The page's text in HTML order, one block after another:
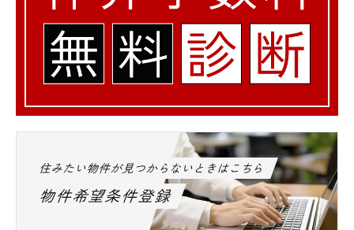
住みたい物件が見つからないときはこちら
物件希望条件登録